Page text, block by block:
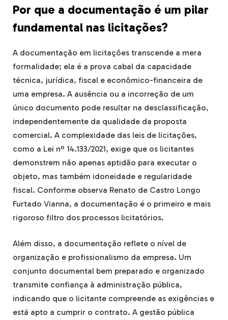
Por que a documentação é um pilar
fundamental nas licitações?
A documentação em licitações transcende a mera
formalidade; ela é a prova cabal da capacidade
técnica, jurídica, fiscal e econômico-financeira de
uma empresa. A ausência ou a incorreção de um
único documento pode resultar na desclassificação,
independentemente da qualidade da proposta
comercial. A complexidade das leis de licitações,
como a Lei nº 14.133/2021, exige que os licitantes
demonstrem não apenas aptidão para executar o
objeto, mas também idoneidade e regularidade
fiscal. Conforme observa Renato de Castro Longo
Furtado Vianna, a documentação é o primeiro e mais
rigoroso filtro dos processos licitatórios.
Além disso, a documentação reflete o nível de
organização e profissionalismo da empresa. Um
conjunto documental bem preparado e organizado
transmite confiança à administração pública,
indicando que o licitante compreende as exigências e
está apto a cumprir o contrato. A gestão pública